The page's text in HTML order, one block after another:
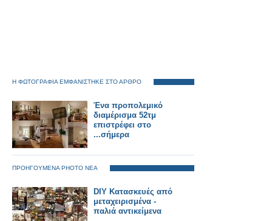
Η ΦΩΤΟΓΡΑΦΙΑ ΕΜΦΑΝΙΣΤΗΚΕ ΣΤΟ ΑΡΘΡΟ
Ένα προπολεμικό
διαμέρισμα 52τμ
επιστρέφει στο
...σήμερα
ΠΡΟΗΓΟΥΜΕΝΑ PHOTO ΝΕΑ
DIY Κατασκευές από
μεταχειρισμένα -
παλιά αντικείμενα